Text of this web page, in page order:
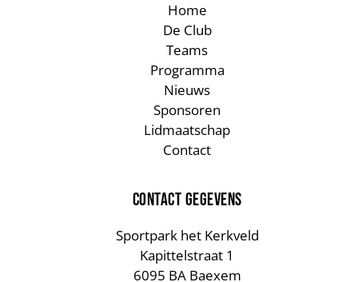
Home
De Club
Teams
Programma
Nieuws
Sponsoren
Lidmaatschap
Contact
CONTACT GEGEVENS
Sportpark het Kerkveld
Kapittelstraat 1
6095 BA Baexem